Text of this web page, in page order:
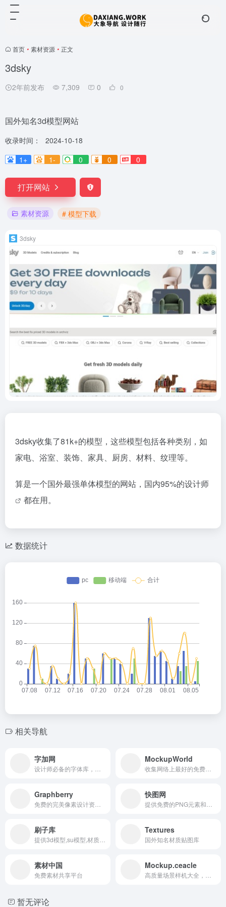
首页 • 素材资源 • 正文
3dsky
2年前发布 7,309 0 0
国外知名3d模型网站
收录时间：
2024-10-18
1+
1- 0 0 0
打开网站
素材资源 # 模型下载
3dsky
3dsky收集了81k+的模型，这些模型包括各种类别，如
家电、浴室、装饰、家具、厨房、材料、纹理等。
算是一个国外最强单体模型的网站，国内95%的设计师
都在用。
数据统计
相关导航
字加网 MockupWorld
Graphberry 快图网
刷子库 Textures
国外知名材质贴图库
素材中国
免费素材共享平台
Mockup.ceacle
暂无评论